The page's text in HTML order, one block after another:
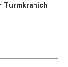
Turmkranich